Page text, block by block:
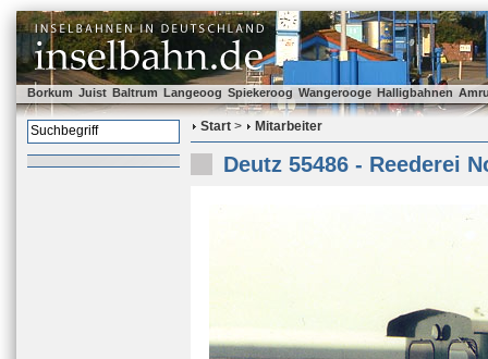
Borkum Juist Baltrum Langeoog Spiekeroog Wangerooge Halligbahnen
Start > Mitarbeiter
Deutz 55486 - Reederei